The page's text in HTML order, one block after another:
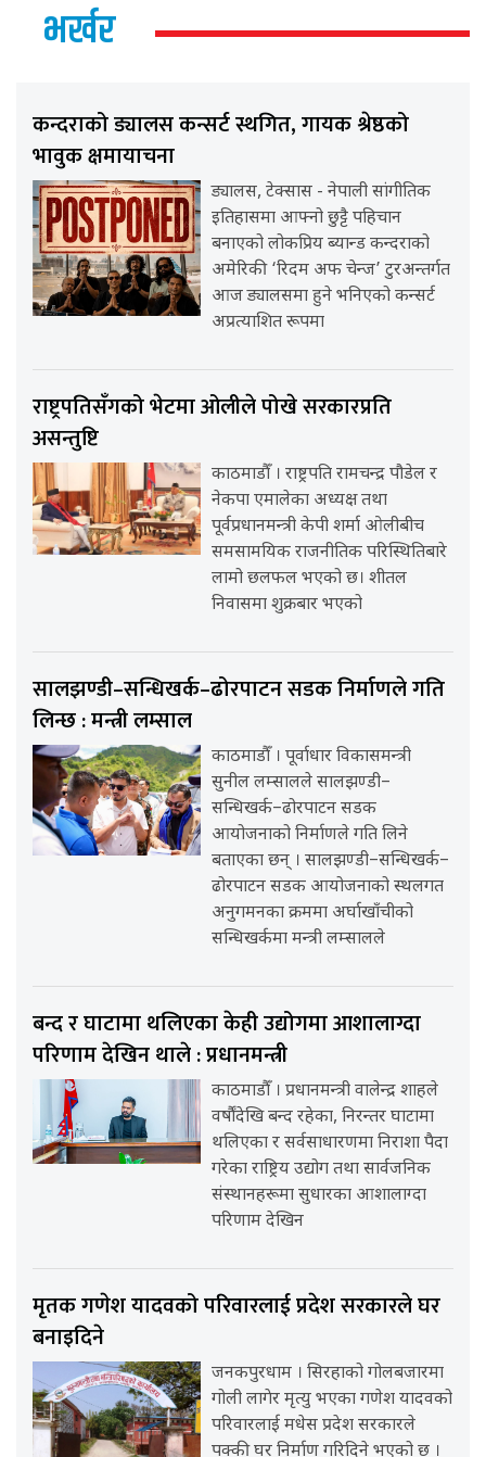
भर्खर
कन्दराको ड्यालस कन्सर्ट स्थगित, गायक श्रेष्ठको
भावुक क्षमायाचना
ड्यालस, टेक्सास - नेपाली सांगीतिक
इतिहासमा आफ्नो छुट्टै पहिचान
बनाएको लोकप्रिय ब्यान्ड कन्दराको
अमेरिकी ‘रिदम अफ चेन्ज’ टुरअन्तर्गत
आज ड्यालसमा हुने भनिएको कन्सर्ट
अप्रत्याशित रूपमा
राष्ट्रपतिसँगको भेटमा ओलीले पोखे सरकारप्रति
असन्तुष्टि
काठमाडौँ । राष्ट्रपति रामचन्द्र पौडेल र
नेकपा एमालेका अध्यक्ष तथा
पूर्वप्रधानमन्त्री केपी शर्मा ओलीबीच
समसामयिक राजनीतिक परिस्थितिबारे
लामो छलफल भएको छ। शीतल
निवासमा शुक्रबार भएको
सालझण्डी–सन्धिखर्क–ढोरपाटन सडक निर्माणले गति
लिन्छ : मन्त्री लम्साल
काठमाडौँ । पूर्वाधार विकासमन्त्री
सुनील लम्सालले सालझण्डी–
सन्धिखर्क–ढोरपाटन सडक
आयोजनाको निर्माणले गति लिने
बताएका छन् । सालझण्डी–सन्धिखर्क–
ढोरपाटन सडक आयोजनाको स्थलगत
अनुगमनका क्रममा अर्घाखाँचीको
सन्धिखर्कमा मन्त्री लम्सालले
बन्द र घाटामा थलिएका केही उद्योगमा आशालाग्दा
परिणाम देखिन थाले : प्रधानमन्त्री
काठमाडौँ । प्रधानमन्त्री वालेन्द्र शाहले
वर्षौंदेखि बन्द रहेका, निरन्तर घाटामा
थलिएका र सर्वसाधारणमा निराशा पैदा
गरेका राष्ट्रिय उद्योग तथा सार्वजनिक
संस्थानहरूमा सुधारका आशालाग्दा
परिणाम देखिन
मृतक गणेश यादवको परिवारलाई प्रदेश सरकारले घर
बनाइदिने
जनकपुरधाम । सिरहाको गोलबजारमा
गोली लागेर मृत्यु भएका गणेश यादवको
परिवारलाई मधेस प्रदेश सरकारले
पक्की घर निर्माण गरिदिने भएको छ ।